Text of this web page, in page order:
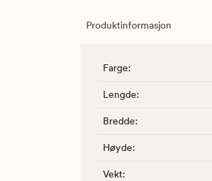
Produktinformasjon
Farge:
Lengde:
Bredde:
Høyde:
Vekt: